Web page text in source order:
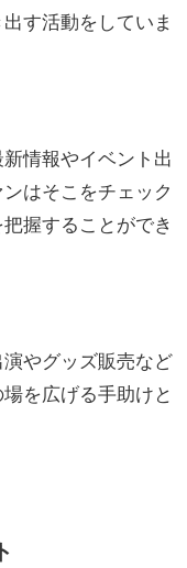
す活動をしていま
情報やイベント出
はそこをチェック
握することができ
やグッズ販売など
を広げる手助けと